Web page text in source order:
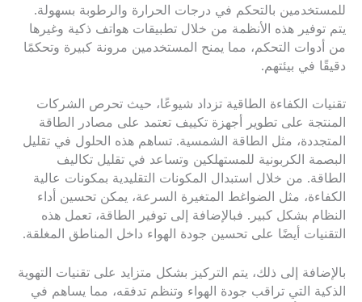
للمستخدمين بالتحكم في درجات الحرارة والرطوبة بسهولة.
يتم توفير هذه الأنظمة من خلال تطبيقات هواتف ذكية وغيرها
من أدوات التحكم، مما يمنح المستخدمين مرونة كبيرة وتحكمًا
دقيقًا في بيئتهم.
تقنيات الكفاءة الطاقية تزداد شيوعًا، حيث تحرص الشركات
المنتجة على تطوير أجهزة تكييف تعتمد على مصادر الطاقة
المتجددة، مثل الطاقة الشمسية. تساهم هذه الحلول في تقليل
البصمة الكربونية للمستهلكين وتساعد في تقليل تكاليف
الطاقة. من خلال استبدال المكونات التقليدية بمكونات عالية
الكفاءة، مثل الضواغط المتغيرة السرعة، يمكن تحسين أداء
النظام بشكل كبير. فبالإضافة إلى توفير الطاقة، تعمل هذه
التقنيات أيضًا على تحسين جودة الهواء داخل المناطق المغلقة.
بالإضافة إلى ذلك، يتم التركيز بشكل متزايد على تقنيات التهوية
الذكية التي تراقب جودة الهواء وتنظم تدفقه، مما يساهم في